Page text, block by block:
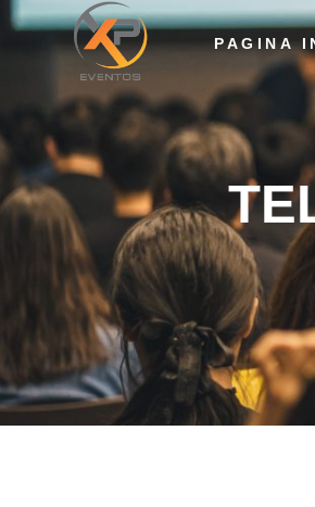
PAGINA
TELÃO